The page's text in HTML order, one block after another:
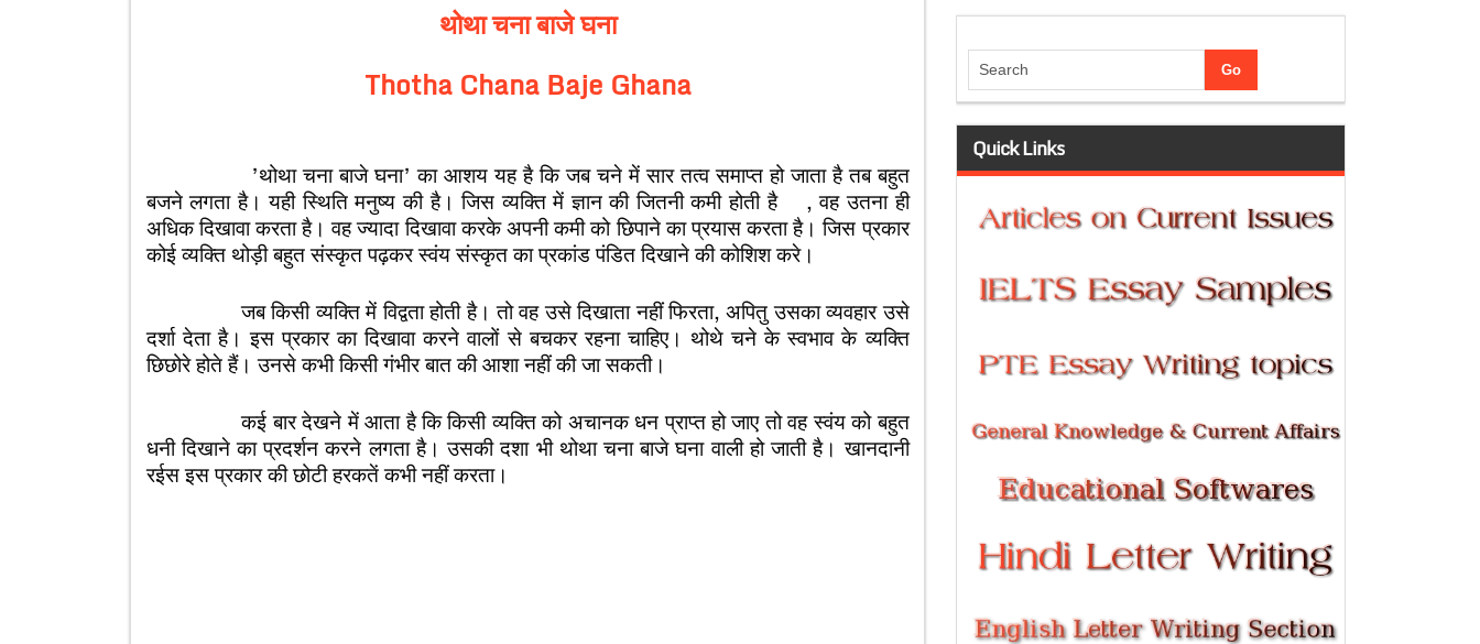
थोथा चना बाजे घना
Thotha Chana Baje Ghana
’थोथा चना बाजे घना’ का आशय यह है कि जब चने में सार तत्व समाप्त हो जाता है तब बहुत
बजने लगता है। यही स्थिति मनुष्य की है। जिस व्यक्ति में ज्ञान की जितनी कमी होती है , वह उतना ही
अधिक दिखावा करता है। वह ज्यादा दिखावा करके अपनी कमी को छिपाने का प्रयास करता है। जिस प्रकार
कोई व्यक्ति थोड़ी बहुत संस्कृत पढ़कर स्वंय संस्कृत का प्रकांड पंडित दिखाने की कोशिश करे।
जब किसी व्यक्ति में विद्वता होती है। तो वह उसे दिखाता नहीं फिरता, अपितु उसका व्यवहार उसे
दर्शा देता है। इस प्रकार का दिखावा करने वालों से बचकर रहना चाहिए। थोथे चने के स्वभाव के व्यक्ति
छिछोरे होते हैं। उनसे कभी किसी गंभीर बात की आशा नहीं की जा सकती।
कई बार देखने में आता है कि किसी व्यक्ति को अचानक धन प्राप्त हो जाए तो वह स्वंय को बहुत
धनी दिखाने का प्रदर्शन करने लगता है। उसकी दशा भी थोथा चना बाजे घना वाली हो जाती है। खानदानी
रईस इस प्रकार की छोटी हरकतें कभी नहीं करता।
Quick Links